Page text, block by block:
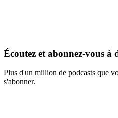
Écoutez et abonnez-vous à
Plus d'un million de podcasts que
s'abonner.